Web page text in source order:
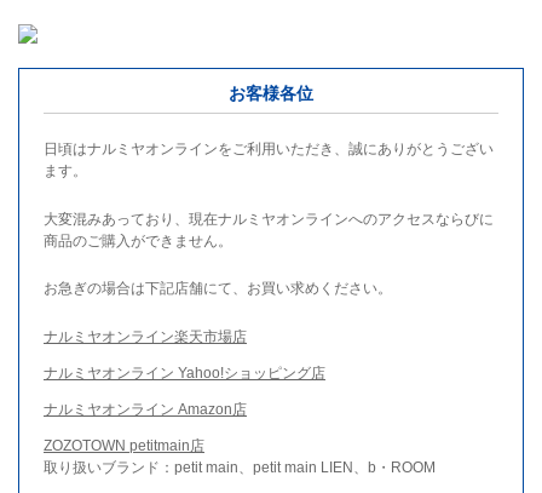
お客様各位
日頃はナルミヤオンラインをご利用いただき、誠にありがとうござい
ます。
大変混みあっており、現在ナルミヤオンラインへのアクセスならびに
商品のご購入ができません。
お急ぎの場合は下記店舗にて、お買い求めください。
ナルミヤオンライン楽天市場店
ナルミヤオンライン Yahoo!ショッピング店
ナルミヤオンライン Amazon店
ZOZOTOWN petitmain店
取り扱いブランド：petit main、petit main LIEN、b・ROOM